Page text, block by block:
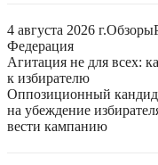
4 августа 2026 г.Обзоры
Федерация
Агитация не для всех:
к избирателю
Оппозиционный
на убеждение
вести кампанию